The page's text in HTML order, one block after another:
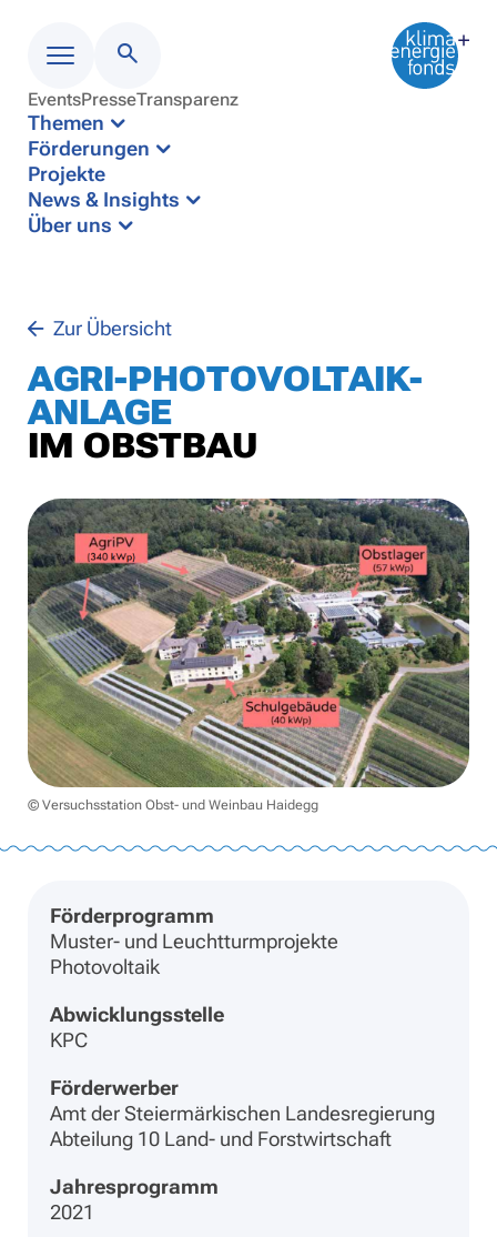
Menü
EventsPresseTransparenz
Themen
Förderungen
Projekte
News & Insights
Über uns
Zur Übersicht
AGRI-PHOTOVOLTAIK-
ANLAGE
IM OBSTBAU
© Versuchsstation Obst- und Weinbau Haidegg
Förderprogramm
Muster- und Leuchtturmprojekte
Photovoltaik
Abwicklungsstelle
KPC
Förderwerber
Amt der Steiermärkischen Landesregierung
Abteilung 10 Land- und Forstwirtschaft
Jahresprogramm
2021